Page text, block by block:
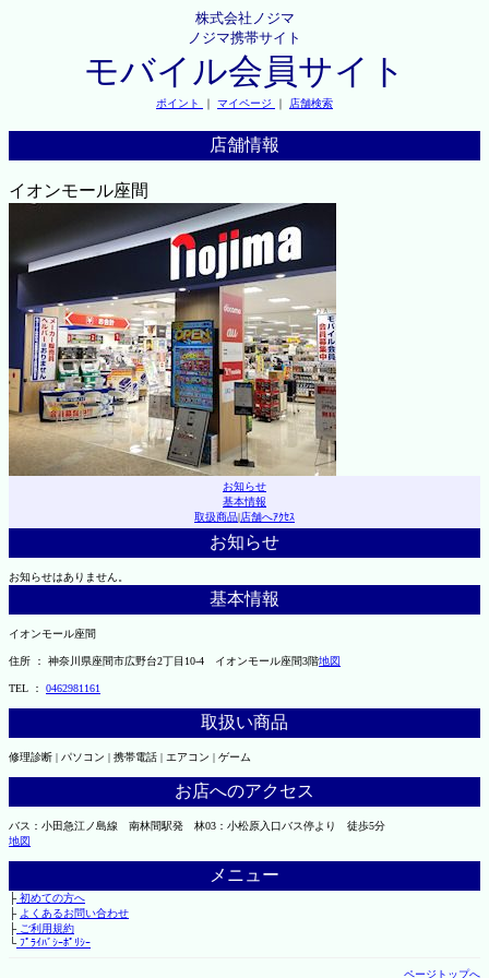
株式会社ノジマ
ノジマ携帯サイト
モバイル会員サイト
ポイント ｜ マイページ ｜ 店舗検索
店舗情報
イオンモール座間
お知らせ
基本情報
取扱商品|店舗へｱｸｾｽ
お知らせ
お知らせはありません。
基本情報
イオンモール座間
住所 ： 神奈川県座間市広野台2丁目10-4 イオンモール座間3階地図
TEL ： 0462981161
取扱い商品
修理診断 | パソコン | 携帯電話 | エアコン | ゲーム
お店へのアクセス
バス：小田急江ノ島線 南林間駅発 林03：小松原入口バス停より 徒歩5分
地図
メニュー
├初めての方へ
├ よくあるお問い合わせ
├ご利用規約
└ﾌﾟﾗｲﾊﾞｼｰﾎﾟﾘｼｰ
ページトップへ